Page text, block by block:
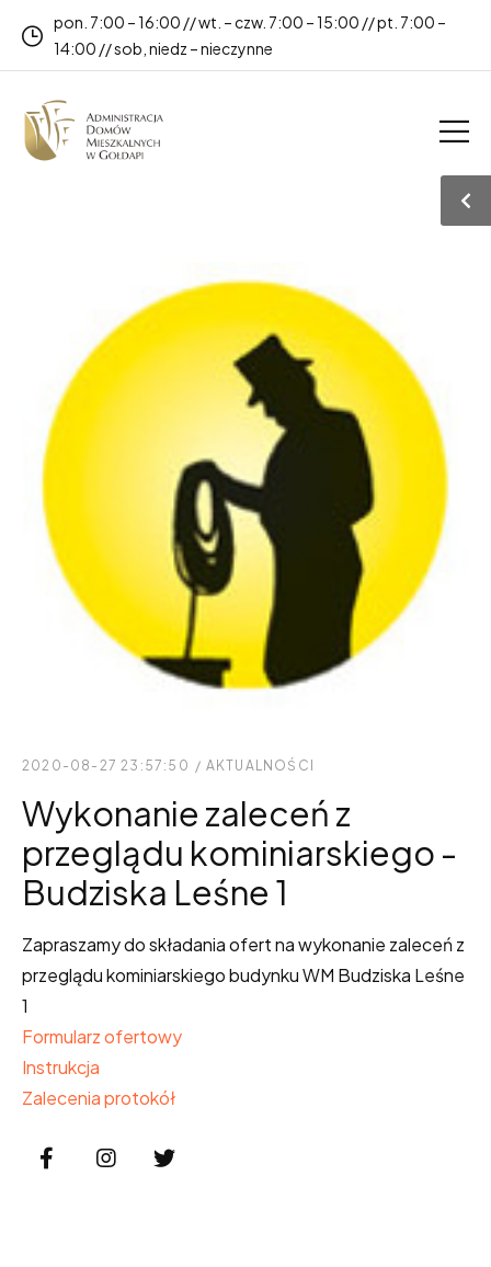
pon. 7:00 – 16:00 // wt. – czw. 7:00 – 15:00 // pt. 7:00 –
14:00 // sob, niedz – nieczynne
2020-08-27 23:57:50 / AKTUALNOŚCI
Wykonanie zaleceń z
przeglądu kominiarskiego -
Budziska Leśne 1
Zapraszamy do składania ofert na wykonanie zaleceń z
przeglądu kominiarskiego budynku WM Budziska Leśne
1
Formularz ofertowy
Instrukcja
Zalecenia protokół